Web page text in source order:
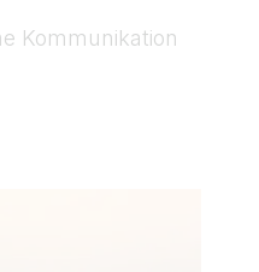
Kommunikation